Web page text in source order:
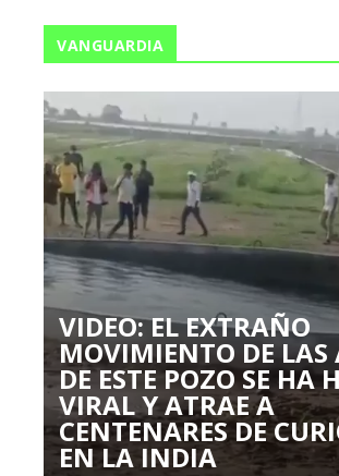
VANGUARDIA
VIDEO: EL EXTRAÑO
MOVIMIENTO DE LAS
DE ESTE POZO SE HA
VIRAL Y ATRAE A
CENTENARES DE
EN LA INDIA